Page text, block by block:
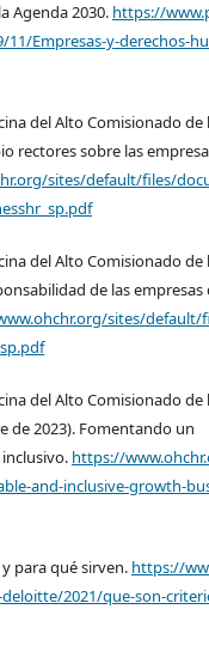
Agenda 2030. https://
Empresas-y-derechos-
del Alto Comisionado de
rectores sobre las
sites/default/files/
del Alto Comisionado de
de las empresas
sites/default/
del Alto Comisionado de
de 2023). Fomentando un
https://
and-inclusive-growth-
para qué sirven. https://
2021/que-son-